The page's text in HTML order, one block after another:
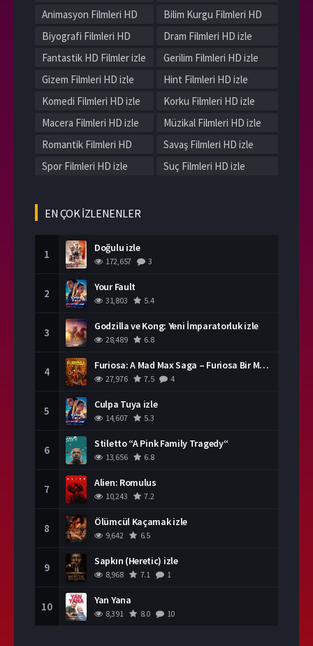
Animasyon Filmleri HD
izle
Bilim Kurgu Filmleri HD
izle
Biyografi Filmleri HD
izle
Dram Filmleri HD izle
Fantastik HD Filmler izle
Gerilim Filmleri HD izle
Gizem Filmleri HD izle
Hint Filmleri HD izle
Komedi Filmleri HD izle
Korku Filmleri HD izle
Macera Filmleri HD izle
Müzikal Filmleri HD izle
Romantik Filmleri HD
izle
Savaş Filmleri HD izle
Spor Filmleri HD izle
Suç Filmleri HD izle
Yerli Filmleri HD izle
EN ÇOK İZLENENLER
1 Doğulu izle
172,657 3
2 Your Fault
31,803 5.4
3 Godzilla ve Kong: Yeni İmparatorluk izle
28,489 6.8
4 Furiosa: A Mad Max Saga – Furiosa Bir Mad Max Destanı
27,976 7.5 4
5 Culpa Tuya izle
14,607 5.3
6 Stiletto “A Pink Family Tragedy“
13,656 6.8
7 Alien: Romulus
10,243 7.2
8 Ölümcül Kaçamak izle
9,642 6.5
9 Sapkın (Heretic) izle
8,968 7.1 1
10 Yan Yana
8,391 8.0 10